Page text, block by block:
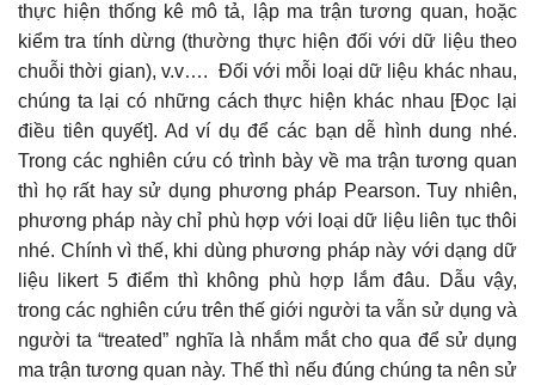
thực hiện thống kê mô tả, lập ma trận tương quan, hoặc
kiểm tra tính dừng (thường thực hiện đối với dữ liệu theo
chuỗi thời gian), v.v…. Đối với mỗi loại dữ liệu khác nhau,
chúng ta lại có những cách thực hiện khác nhau [Đọc lại
điều tiên quyết]. Ad ví dụ để các bạn dễ hình dung nhé.
Trong các nghiên cứu có trình bày về ma trận tương quan
thì họ rất hay sử dụng phương pháp Pearson. Tuy nhiên,
phương pháp này chỉ phù hợp với loại dữ liệu liên tục thôi
nhé. Chính vì thế, khi dùng phương pháp này với dạng dữ
liệu likert 5 điểm thì không phù hợp lắm đâu. Dẫu vậy,
trong các nghiên cứu trên thế giới người ta vẫn sử dụng và
người ta “treated” nghĩa là nhắm mắt cho qua để sử dụng
ma trận tương quan này. Thế thì nếu đúng chúng ta nên sử